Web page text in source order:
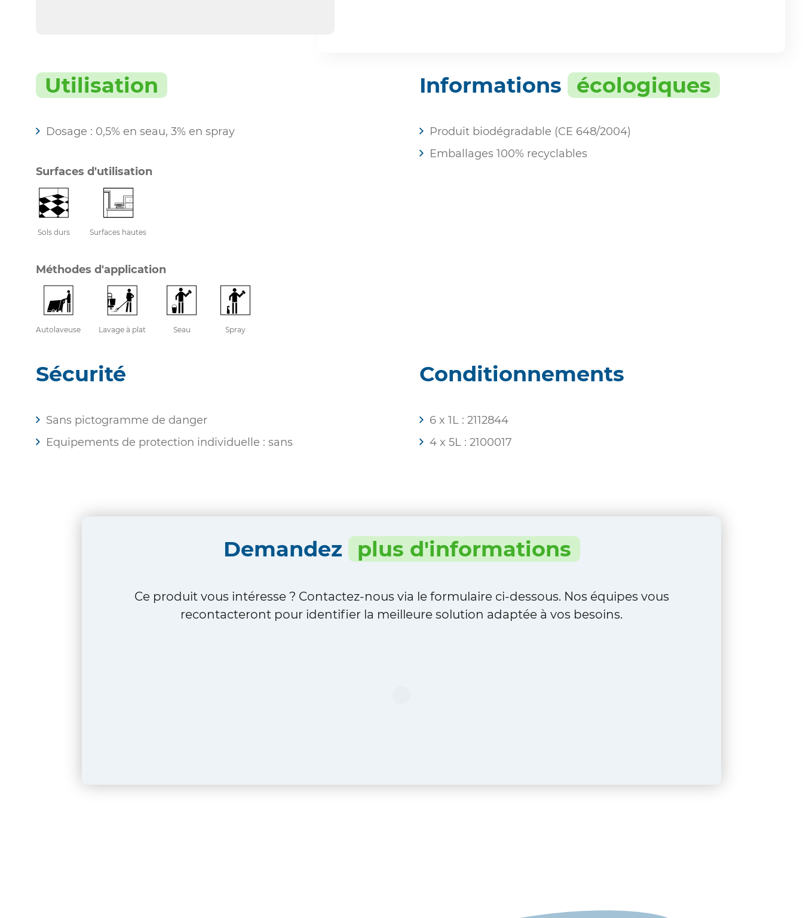
Utilisation
Dosage : 0,5% en seau, 3% en spray
Surfaces d'utilisation
Sols durs Surfaces hautes
Méthodes d'application
Autolaveuse Lavage à plat Seau Spray
Informations écologiques
Produit biodégradable (CE 648/2004)
Emballages 100% recyclables
Sécurité
Sans pictogramme de danger
Equipements de protection individuelle : sans
Conditionnements
6 x 1L : 2112844
4 x 5L : 2100017
Demandez plus d'informations
Ce produit vous intéresse ? Contactez-nous via le formulaire ci-dessous. Nos équipes vous
recontacteront pour identifier la meilleure solution adaptée à vos besoins.